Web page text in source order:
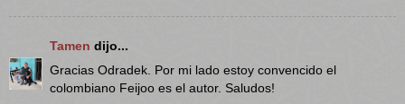
Tamen dijo...
Gracias Odradek. Por mi lado estoy convencido el
colombiano Feijoo es el autor. Saludos!